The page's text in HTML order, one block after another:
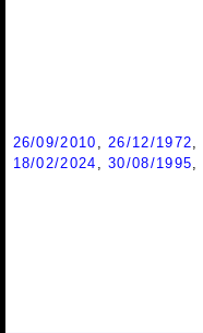
26/09/2010 26/12/1972
18/02/2024 ,30/08/1995